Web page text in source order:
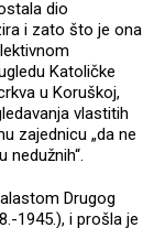
dio
i zato što je ona
Katoličke
u Koruškoj,
vlastitih
zajednicu „da ne
nedužnih“.
Drugog
1945.), i prošla je